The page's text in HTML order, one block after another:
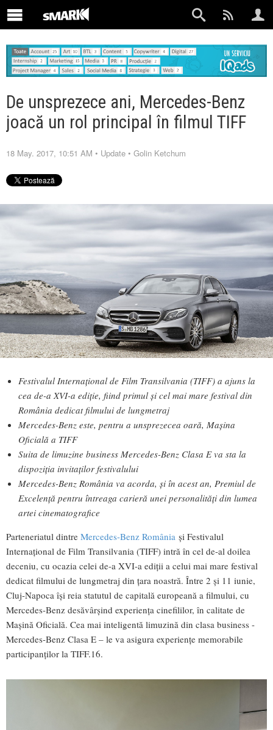
De unsprezece ani, Mercedes-Benz
joacă un rol principal în filmul TIFF
18 May. 2017, 10:51 AM • Update • Golin Ketchum
Festivalul Internaţional de Film Transilvania (TIFF) a ajuns la
cea de-a XVI-a ediţie, fiind primul și cel mai mare festival din
România dedicat filmului de lungmetraj
Mercedes-Benz este, pentru a unsprezecea oară, Maşina
Oficială a TIFF
Suita de limuzine business Mercedes-Benz Clasa E va sta la
dispoziția invitaților festivalului
Mercedes-Benz România va acorda, și în acest an, Premiul de
Excelenţă pentru întreaga carieră unei personalități din lumea
artei cinematografice
Parteneriatul dintre Mercedes-Benz România și Festivalul
Internațional de Film Transilvania (TIFF) intră în cel de-al doilea
deceniu, cu ocazia celei de-a XVI-a ediții a celui mai mare festival
dedicat filmului de lungmetraj din țara noastră. Între 2 și 11 iunie,
Cluj-Napoca își reia statutul de capitală europeană a filmului, cu
Mercedes-Benz desăvârșind experiența cinefililor, în calitate de
Mașină Oficială. Cea mai inteligentă limuzină din clasa business -
Mercedes-Benz Clasa E – le va asigura experiențe memorabile
participanților la TIFF.16.